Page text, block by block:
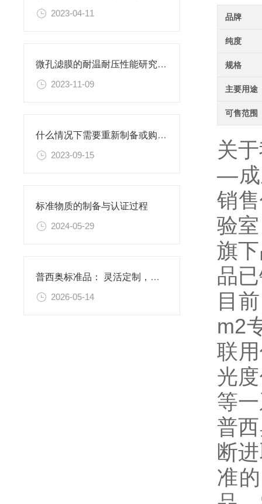
2023-04-11
微孔滤膜的耐温耐压性能研究及其应用
2023-11-09
什么情况下需要重新制备或购置新的乙二胺四乙酸二钠滴定溶液标准物质？
2023-09-15
标准物质的制备与认证过程
2024-05-29
普西奥标准品： 灵活定制，满足特殊需求
2026-05-14
品牌
纯度
规格
主要用途
可售范围
关
—成
销
验
旗
品
目
m2
联
光
等
普
断
准